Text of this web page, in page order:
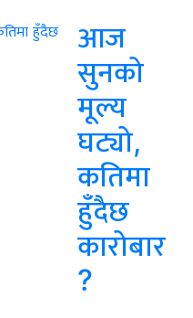
आज
सुनको
मूल्य
घट्यो,
कतिमा
हुँदैछ
कारोबार
?